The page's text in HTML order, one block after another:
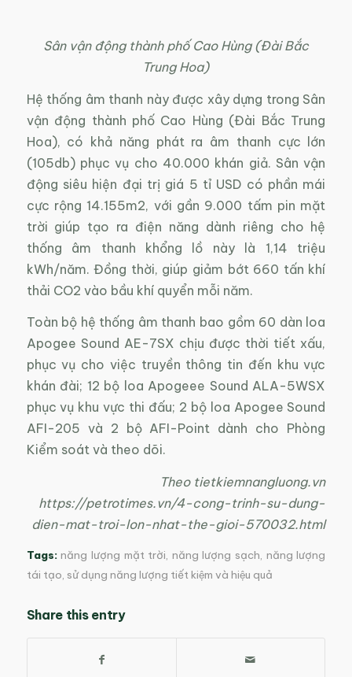
Sân vận động thành phố Cao Hùng (Đài Bắc
Trung Hoa)
Hệ thống âm thanh này được xây dựng trong Sân
vận động thành phố Cao Hùng (Đài Bắc Trung
Hoa), có khả năng phát ra âm thanh cực lớn
(105db) phục vụ cho 40.000 khán giả. Sân vận
động siêu hiện đại trị giá 5 tỉ USD có phần mái
cực rộng 14.155m2, với gần 9.000 tấm pin mặt
trời giúp tạo ra điện năng dành riêng cho hệ
thống âm thanh khổng lồ này là 1,14 triệu
kWh/năm. Đồng thời, giúp giảm bớt 660 tấn khí
thải CO2 vào bầu khí quyển mỗi năm.
Toàn bộ hệ thống âm thanh bao gồm 60 dàn loa
Apogee Sound AE-7SX chịu được thời tiết xấu,
phục vụ cho việc truyền thông tin đến khu vực
khán đài; 12 bộ loa Apogeee Sound ALA-5WSX
phục vụ khu vực thi đấu; 2 bộ loa Apogee Sound
AFI-205 và 2 bộ AFI-Point dành cho Phòng
Kiểm soát và theo dõi.
Theo tietkiemnangluong.vn
https://petrotimes.vn/4-cong-trinh-su-dung-
dien-mat-troi-lon-nhat-the-gioi-570032.html
Tags: năng lượng mặt trời, năng lượng sạch, năng lượng
tái tạo, sử dụng năng lượng tiết kiệm và hiệu quả
Share this entry